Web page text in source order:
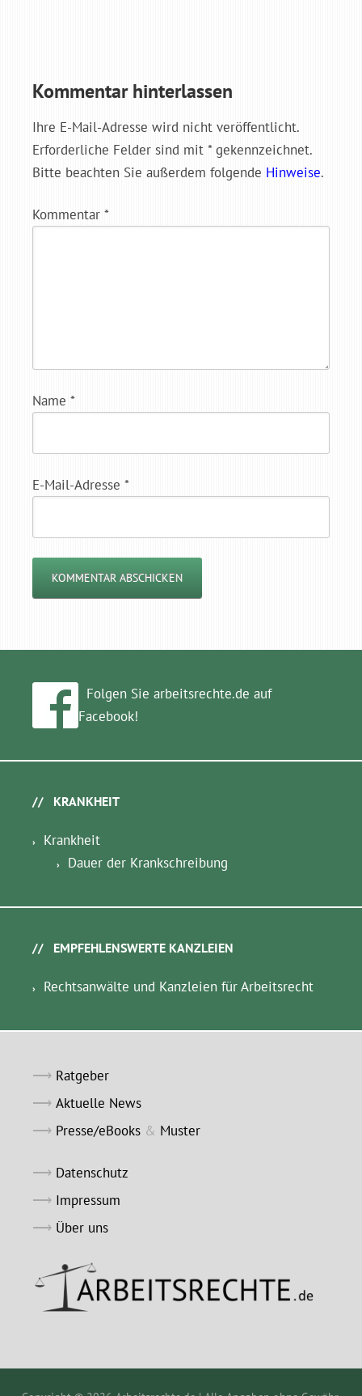
Kommentar hinterlassen
Ihre E-Mail-Adresse wird nicht veröffentlicht.
Erforderliche Felder sind mit * gekennzeichnet.
Bitte beachten Sie außerdem folgende Hinweise.
Kommentar *
Name *
E-Mail-Adresse *
Folgen Sie arbeitsrechte.de auf
Facebook!
KRANKHEIT
Krankheit
Dauer der Krankschreibung
EMPFEHLENSWERTE KANZLEIEN
Rechtsanwälte und Kanzleien für Arbeitsrecht
Ratgeber
Aktuelle News
Presse/eBooks & Muster
Datenschutz
Impressum
Über uns